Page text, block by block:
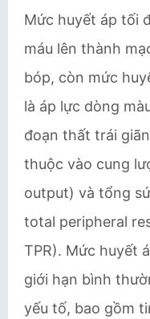
Mức huyết áp tối
máu lên thành
bóp, còn mức
là áp lực dòng
đoạn thất trái
thuộc vào cung
output) và tổng
total peripheral
TPR). Mức huyết
giới hạn bình
yếu tố, bao gồm